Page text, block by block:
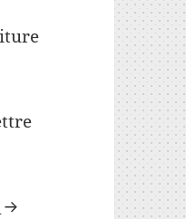
Montessori-